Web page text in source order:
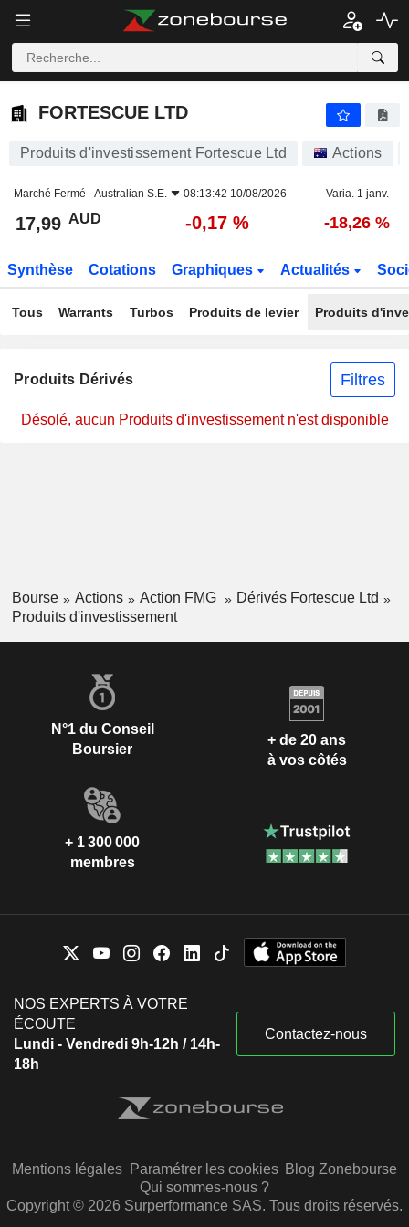
FORTESCUE LTD
FORTESCUE LTD
Produits d'investissement Fortescue Ltd Actions
Marché Fermé -Australian S.E. 08:13:42 10/08/2026 Varia. 1 janv.
17,99 AUD -0,17 % -18,26 %
Synthèse Cotations Graphiques Actualités
Tous Warrants Turbos Produits de levier Produits
Produits Dérivés Filtres
Désolé, aucun Produits d'investissement n'est disponible
Bourse Actions Action FMG
Dérivés Fortescue Ltd
Produits d'investissement
N°1 du Conseil
Boursier
+ de 20 ans
à vos côtés
+ 1 300 000
membres
NOS EXPERTS À VOTRE
ÉCOUTE
Lundi - Vendredi 9h-12h / 14h-
18h
Contactez-nous
Mentions légales Paramétrer les cookies Blog Zonebourse
Qui sommes-nous ?
Copyright © 2026 Surperformance SAS. Tous droits réservés.